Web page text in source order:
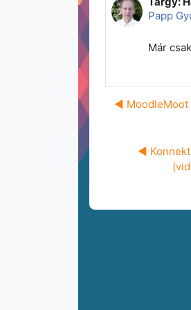
Papp
Már
◀︎ MoodleMoot
◀︎